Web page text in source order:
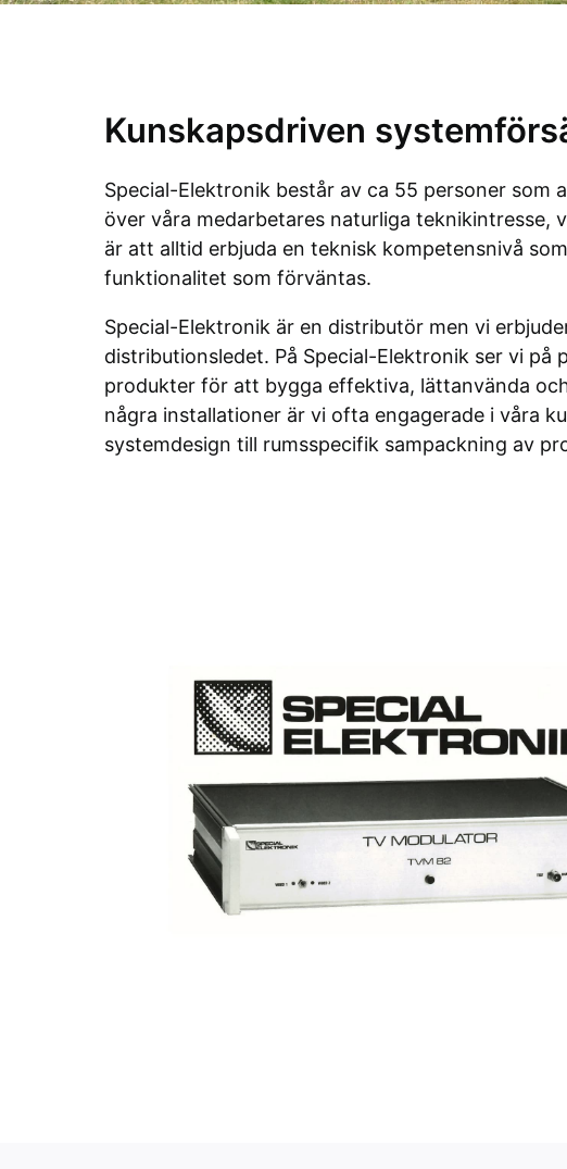
Kunskapsdriven
Special-Elektronik består av ca 55 personer
över våra medarbetares naturliga teknikintresse,
är att alltid erbjuda en teknisk kompetensnivå
funktionalitet som förväntas.
Special-Elektronik är en distributör men vi
distributionsledet. På Special-Elektronik ser vi
produkter för att bygga effektiva, lättanvända
några installationer är vi ofta engagerade i våra
systemdesign till rumsspecifik sampackning av